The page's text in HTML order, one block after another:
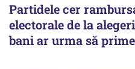
Partidele cer
electorale de la
bani ar urma să